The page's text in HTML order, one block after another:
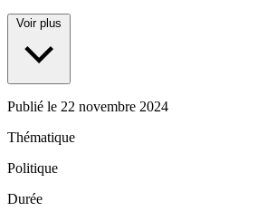
Voir plus
Publié le 22 novembre 2024
Thématique
Politique
Durée